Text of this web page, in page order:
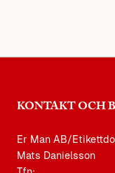
KONTAKT OCH
Er Man AB/
Mats Danielsson